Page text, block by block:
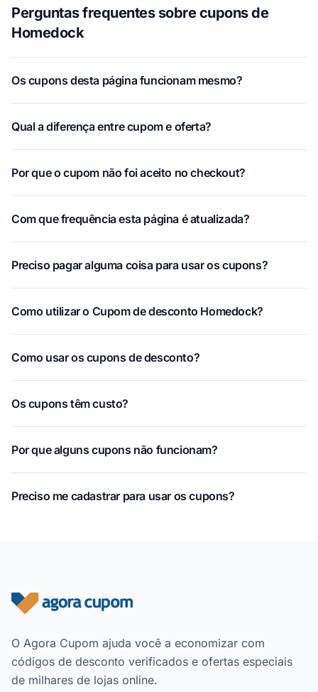
Perguntas frequentes sobre cupons de
Homedock
Os cupons desta página funcionam mesmo?
Qual a diferença entre cupom e oferta?
Por que o cupom não foi aceito no checkout?
Com que frequência esta página é atualizada?
Preciso pagar alguma coisa para usar os cupons?
Como utilizar o Cupom de desconto Homedock?
Como usar os cupons de desconto?
Os cupons têm custo?
Por que alguns cupons não funcionam?
Preciso me cadastrar para usar os cupons?
Rodapé do site
O Agora Cupom ajuda você a economizar com
códigos de desconto verificados e ofertas especiais
de milhares de lojas online.